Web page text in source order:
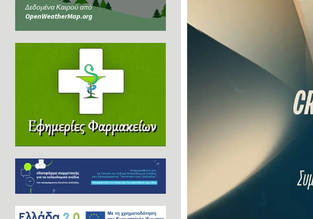
Δεδομένα Καιρού από
OpenWeatherMap.org